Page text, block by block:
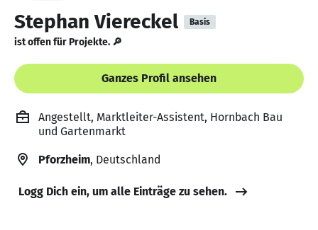
Stephan Viereckel Basis
ist offen für Projekte. 🔎
Ganzes Profil ansehen
Angestellt, Marktleiter-Assistent, Hornbach Bau
und Gartenmarkt
Pforzheim, Deutschland
Logg Dich ein, um alle Einträge zu sehen.